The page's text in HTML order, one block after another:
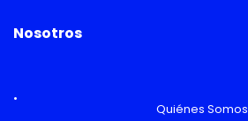
Nosotros
Quiénes Somos